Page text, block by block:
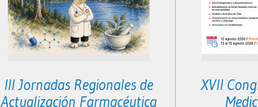
III Jornadas Regionales de
Actualización Farmacéutica
XVII